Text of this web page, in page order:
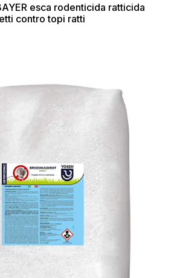
esca rodenticida ratticida
contro topi ratti